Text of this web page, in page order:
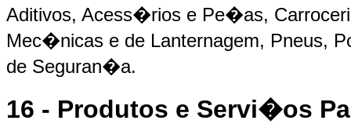
Aditivos, Acess�rios e Pe�as,
Mec�nicas e de Lanternagem, Pneus,
de Seguran�a.
16 - Produtos e Servi�os